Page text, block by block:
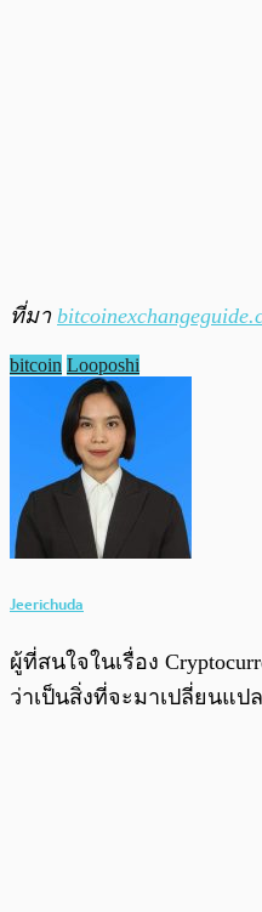
ที่มา
bitcoin Looposhi
Jeerichuda
ผู้ที่สนใจในเรื่อง
ว่าเป็นสิ่งที่จะมาเปลี่ยนแป